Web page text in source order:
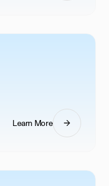
Learn More